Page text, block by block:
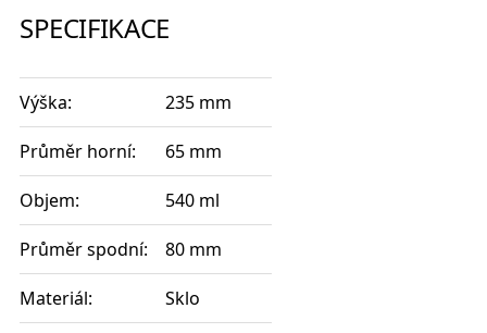
SPECIFIKACE
Výška: 235 mm
Průměr horní: 65 mm
Objem: 540 ml
Průměr spodní: 80 mm
Materiál: Sklo